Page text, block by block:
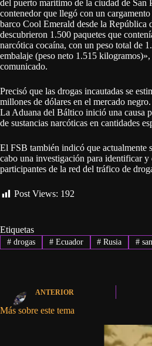
del puerto marítimo de la ciudad de San
contenedor que llegó con un cargamento
barco Cool Emerald desde la República
descubrieron 1.500 paquetes que
narcótica cocaína, con un peso total de
embalaje (peso neto 1.515
comunicado.
Precisó que las drogas incautadas se
millones de dólares en el mercado negro.
La Aduana del Báltico inició una causa
de sustancias narcóticas en cantidades
El FSB también indicó que actualmente
cabo una investigación para identificar y
participantes de la red del tráfico de
Post Views: 192
Etiquetas
#drogas #Ecuador # Rusia #
ANTERIOR
Más sobre este tema